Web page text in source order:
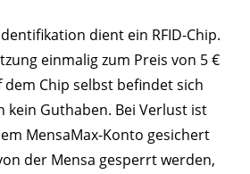
dient ein RFID-Chip.
einmalig zum Preis von 5 €
dem Chip selbst befindet sich
kein Guthaben. Bei Verlust ist
MensaMax-Konto gesichert
der Mensa gesperrt werden,